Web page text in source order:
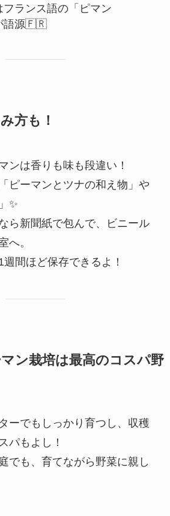
フランス語の「ピマン
語源🇫🇷
方も！
ンは香りも味も段違い！
ピーマンとツナの和え物」や
✨
ら新聞紙で包んで、ビニール
へ。
間ほど保存できるよ！
ン栽培は最高のコスパ野
ーでもしっかり育つし、収穫
パもよし！
でも、育てながら野菜に親し